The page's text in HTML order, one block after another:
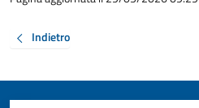
Indietro